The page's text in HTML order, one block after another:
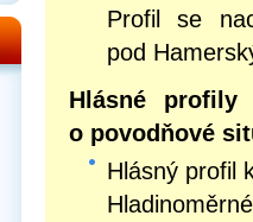
Profil se
pod
Hlásné
o povodňové
Hlásný profil